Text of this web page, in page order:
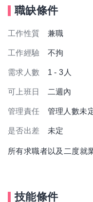
職缺條件
工作性質 兼職
工作經驗 不拘
需求人數 1 - 3人
可上班日 二週內
管理責任 管理人數未
是否出差 未定
所有求職者以及二度就
技能條件